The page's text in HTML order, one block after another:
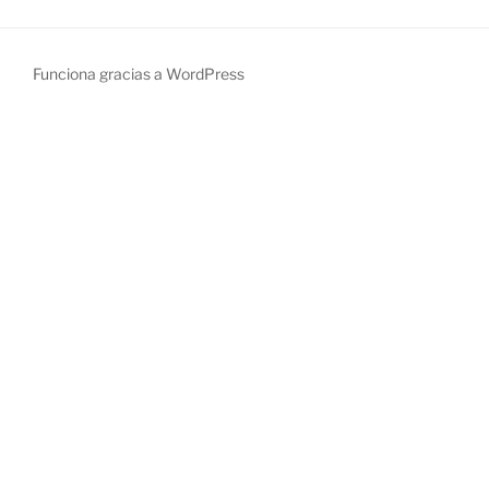
Funciona gracias a WordPress